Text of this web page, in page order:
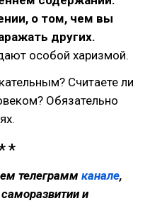
о том, чем вы
других.
особой харизмой.
Считаете ли
Обязательно
телеграмм канале,
и